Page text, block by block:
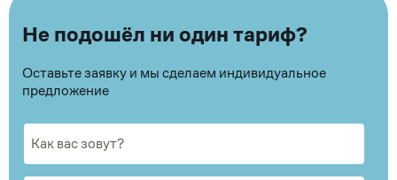
Не подошёл ни один тариф?
Оставьте заявку и мы сделаем индивидуальное
предложение